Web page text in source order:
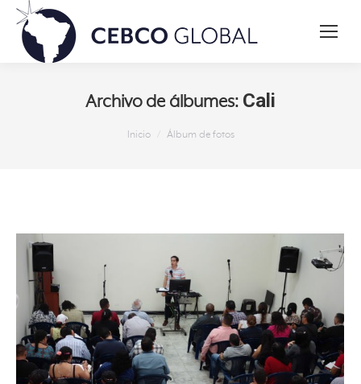
Archivo de álbumes: Cali
Estás aquí:
Inicio Álbum de fotos